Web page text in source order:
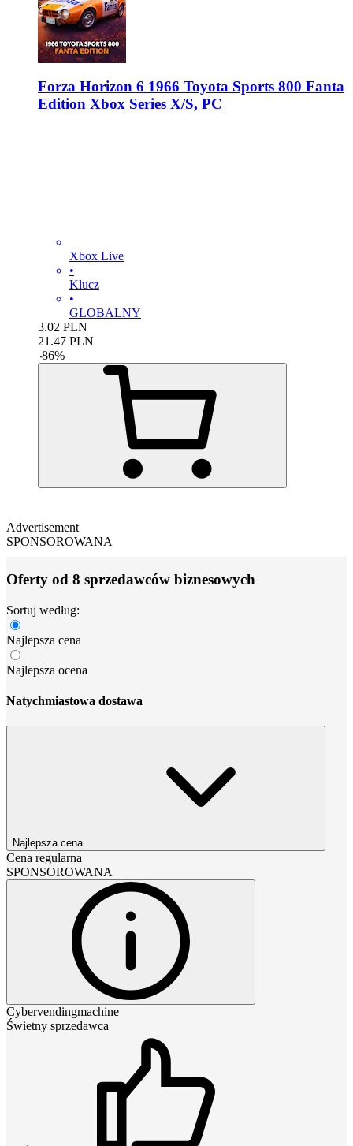
Forza Horizon 6 1966 Toyota Sports 800 Fanta
Edition Xbox Series X/S, PC
Xbox Live
•
Klucz
•
GLOBALNY
3.02 PLN
21.47 PLN
-86%
Advertisement
SPONSOROWANA
Oferty od 8 sprzedawców biznesowych
Sortuj według:
Najlepsza cena
Najlepsza ocena
Natychmiastowa dostawa
Najlepsza cena
Cena regularna
SPONSOROWANA
Cybervendingmachine
Świetny sprzedawca